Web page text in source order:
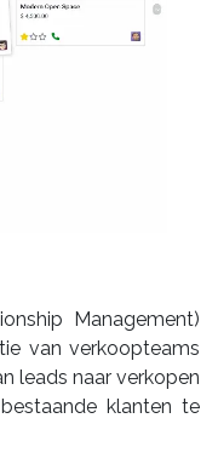
Management)
van verkoopteams
leads naar verkopen
klanten te